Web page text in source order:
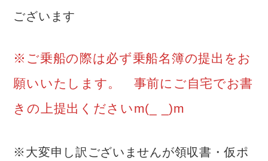
ございます
※ご乗船の際は必ず乗船名簿の提出をお
願いいたします。 事前にご自宅でお書
きの上提出くださいm(_ _)m
※大変申し訳ございませんが領収書・仮ポ